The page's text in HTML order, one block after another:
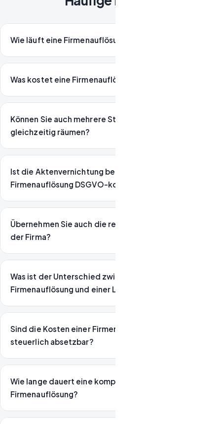
Wie läuft eine Firmenauflösung bei Insolvenz ab?
Was kostet eine Firmenauflösung in Berlin?
Können Sie auch mehrere Standorte
gleichzeitig räumen?
Ist die Aktenvernichtung bei einer
Firmenauflösung DSGVO-konform?
Übernehmen Sie auch die rechtliche Auflösung
der Firma?
Was ist der Unterschied zwischen einer
Firmenauflösung und einer Liquidation?
Sind die Kosten einer Firmenauflösung
steuerlich absetzbar?
Wie lange dauert eine komplette
Firmenauflösung?